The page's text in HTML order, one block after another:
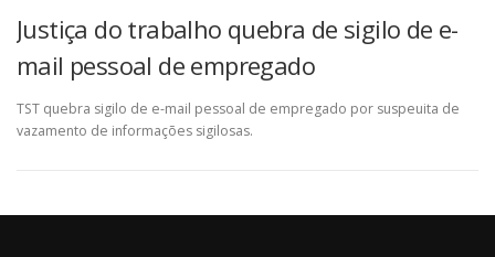
Justiça do trabalho quebra de sigilo de e-
mail pessoal de empregado
TST quebra sigilo de e-mail pessoal de empregado por suspeuita de
vazamento de informações sigilosas.